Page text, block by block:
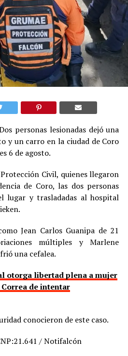
personas lesionadas dejó una
y un carro en la ciudad de Coro
6 de agosto.
Civil, quienes llegaron
de Coro, las dos personas
lugar y trasladadas al hospital
Jean Carlos Guanipa de 21
múltiples y Marlene
una cefalea.
otorga libertad plena a mujer
de intentar
conocieron de este caso.
/ Notifalcón